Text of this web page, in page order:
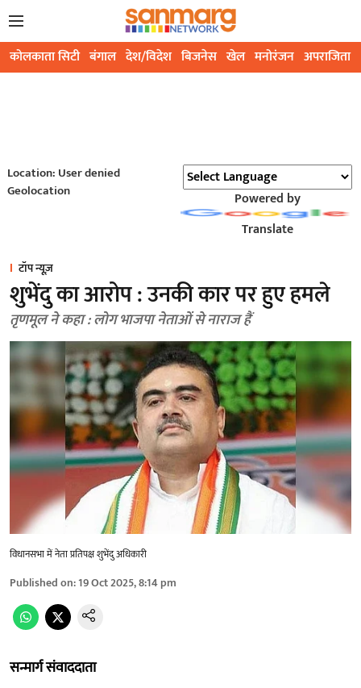
कोलकाता सिटी बंगाल देश/विदेश बिजनेस खेल मनोरंजन अपराजिता
Location: User denied
Geolocation
Powered by
Translate
टॉप न्यूज़
शुभेंदु का आरोप : उनकी कार पर हुए हमले
तृणमूल ने कहा : लोग भाजपा नेताओं से नाराज हैं
विधानसभा में नेता प्रतिपक्ष शुभेंदु अधिकारी
Published on:19 Oct 2025, 8:14 pm
सन्मार्ग संवाददाता